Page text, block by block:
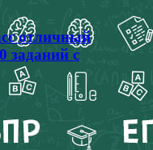
отличный
заданий с